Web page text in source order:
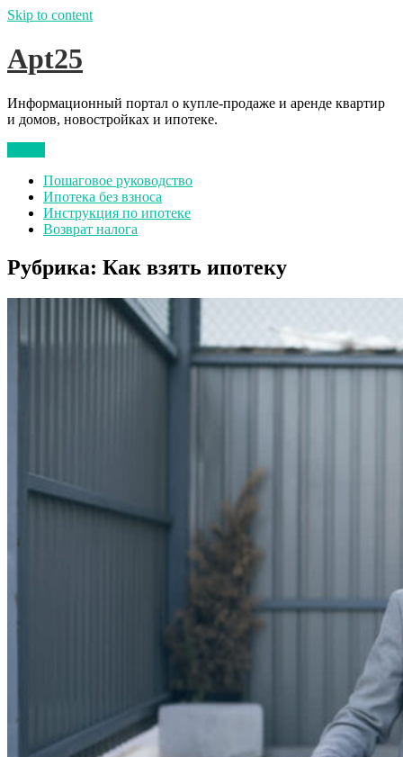
Skip to content
Apt25
Информационный портал о купле-продаже и аренде квартир
и домов, новостройках и ипотеке.
Пошаговое руководство
Ипотека без взноса
Инструкция по ипотеке
Возврат налога
Рубрика: Как взять ипотеку